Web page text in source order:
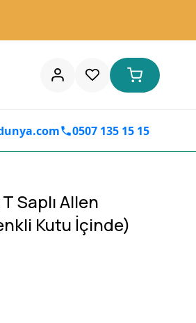
0507 135 15 15
Saplı Allen
Kutu İçinde)